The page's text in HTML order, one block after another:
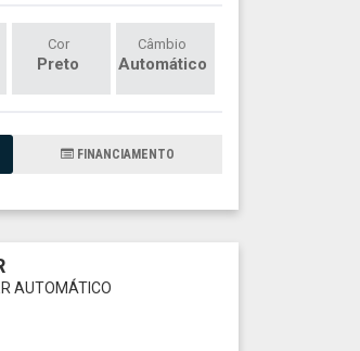
Cor
Preto
Câmbio
Automático
FINANCIAMENTO
AUTOMÁTICO